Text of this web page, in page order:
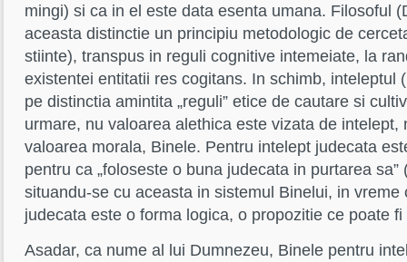
mingi) si ca in el este data esenta umana. Filosoful
aceasta distinctie un principiu metodologic de
stiinte), transpus in reguli cognitive intemeiate, la
existentei entitatii res cogitans. In schimb, inteleptul
pe distinctia amintita „reguli” etice de cautare si
urmare, nu valoarea alethica este vizata de intelept,
valoarea morala, Binele. Pentru intelept judecata
pentru ca „foloseste o buna judecata in purtarea sa”
situandu-se cu aceasta in sistemul Binelui, in vreme
judecata este o forma logica, o propozitie ce poate
Asadar, ca nume al lui Dumnezeu, Binele pentru